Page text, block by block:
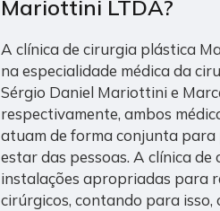
Mariottini LTDA?
A clínica de cirurgia plástica
na especialidade médica da
Sérgio Daniel Mariottini e
respectivamente, ambos
atuam de forma conjunta para
estar das pessoas. A clínica
instalações apropriadas para
cirúrgicos, contando para isso,